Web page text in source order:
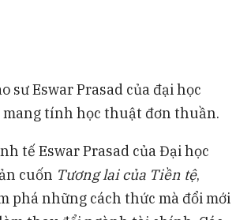
sư Eswar Prasad của đại học
tính học thuật đơn thuần.
tế Eswar Prasad của Đại học
cuốn Tương lai của Tiền tệ,
phá những cách thức mà đổi mới